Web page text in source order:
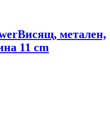
Висящ, метален,
11 cm